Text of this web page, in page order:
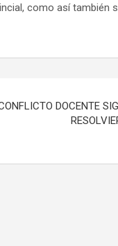
como así también
DOCENTE